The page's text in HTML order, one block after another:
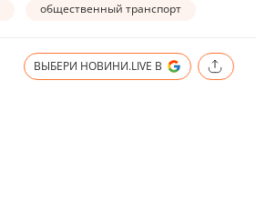
общественный транспорт
ВЫБЕРИ НОВИНИ.LIVE В